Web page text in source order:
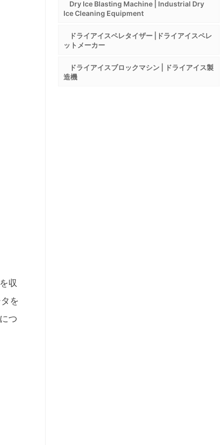
収
を
つ
Dry Ice Blasting Machine | Industrial Dry
Ice Cleaning Equipment
ドライアイスペレタイザー |ドライアイスペレ
ットメーカー
ドライアイスブロックマシン | ドライアイス製
造機